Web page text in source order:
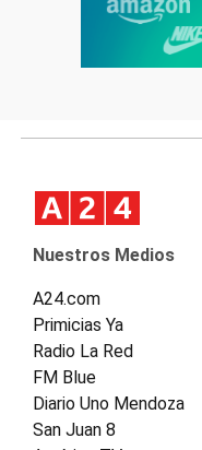
Nuestros Medios
A24.com
Primicias Ya
Radio La Red
FM Blue
Diario Uno Mendoza
San Juan 8